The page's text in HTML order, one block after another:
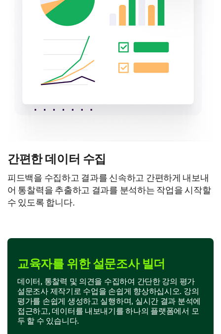
간편한 데이터 수집
피드백을 수집하고 결과를 신속하고 간편하게 내보내
어 통찰력을 추출하고 결과를 분석하는 작업을 시작할
수 있도록 합니다.
교육자를 위한 설문조사 빌더
데이터, 통찰력 및 의견을 수집하여 간단한 강의 평가
설문조사 제작기로 수업을 손쉽게 향상하십시오. 강의
평가를 손쉽게 생성하고 실행하며, 실시간 결과 분석에
접근하고, 데이터를 내보내기를 하나의 플랫폼에서 모
두 할 수 있습니다.